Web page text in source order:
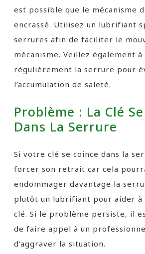
est possible que le mécanisme
encrassé. Utilisez un lubrifiant
serrures afin de faciliter le
mécanisme. Veillez également
régulièrement la serrure pour
l’accumulation de saleté.
Problème : La Clé
Dans La Serrure
Si votre clé se coince dans la
forcer son retrait car cela
endommager davantage la
plutôt un lubrifiant pour aider à
clé. Si le problème persiste, il
de faire appel à un
d’aggraver la situation.